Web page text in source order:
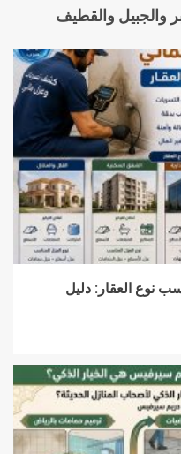
والجبيل والقطيف
نوع العقار: دليل